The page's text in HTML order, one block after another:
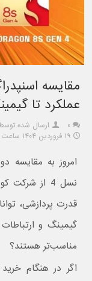
عملکرد تا
۰
ارسال شده
۱۹ فروردین ۱۴۰۴ ساعت ۲۱:۴۵
نسل 4 از
قدرت پردازشی،
گیمینگ و
مناسب‌تر هستند؟
اگر در هنگام